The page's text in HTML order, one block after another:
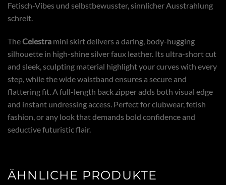
Fetisch-Vibes und selbstbewusster, sinnlicher Ausstrahlung
schreit.
TheCelestra mini skirt delivers a daring, body-hugging
silhouette in high-shine silver faux leather. Its ultra-short cut
and sleek, sculpting material highlight your curves with every
step, while the wide waistband ensures a secure and
flattering fit. A full-length back zipper adds both visual edge
and instant undressing access. Perfect for clubwear, fetish
fashion, or any look that demands bold confidence and
seductive futuristic flair.
ÄHNLICHE PRODUKTE